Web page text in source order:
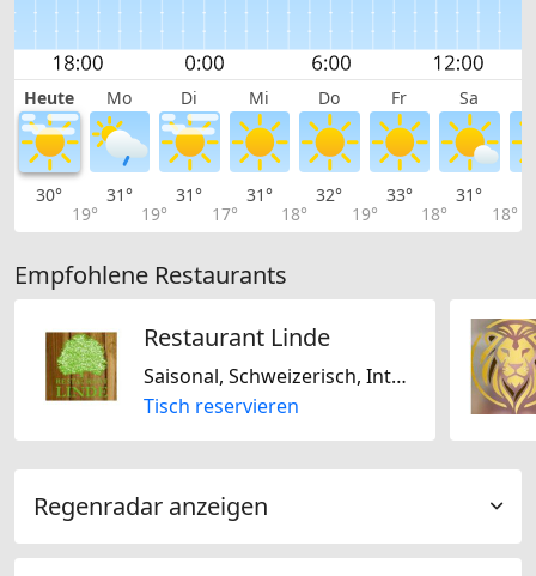
Heute Mo Di Mi Do Fr Sa
30°
19°
31°
19°
31°
17°
31°
18°
32°
19°
33°
18°
31°
18°
Empfohlene Restaurants
Restaurant Linde
Saisonal, Schweizerisch, International, Regional, Glutenfrei, Laktosefrei
Tisch reservieren
Regenradar anzeigen